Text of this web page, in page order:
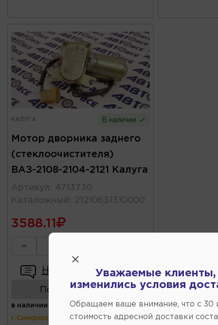
КАЛУГА В наличии
Мотор дворника заднего
(стеклоочистителя)
ВАЗ-2108-2104-2121 Калуга
Артикул : 4713730
Каталожный : 21210631310000
3588.11
-
Написать отзыв
Показать аналоги
в наличии (ул.Коммунальная 43,
г.Симферополь)
Уважаемые клиенты,
изменились условия
Обращаем ваше внимание, что c 30
стоимость адресной доставки